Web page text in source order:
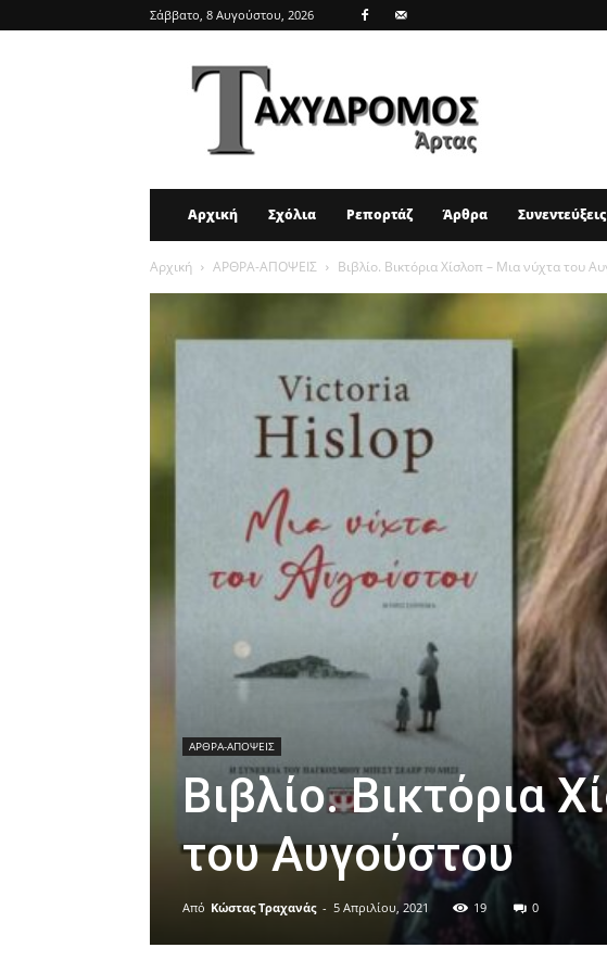
Σάββατο, 8 Αυγούστου, 2026
ΤΑΧΥΔΡΟΜΟΣ
Αρχική Σχόλια Ρεπορτάζ Άρθρα Συνεντεύξεις
Αρχική ΑΡΘΡΑ-ΑΠΟΨΕΙΣ Βιβλίο. Βικτόρια Χίσλοπ – Μια νύχτα του
ΑΡΘΡΑ-ΑΠΟΨΕΙΣ
Βιβλίο. Βικτόρια
του Αυγούστου
Από Κώστας Τραχανάς - 5 Απριλίου, 2021 19 0